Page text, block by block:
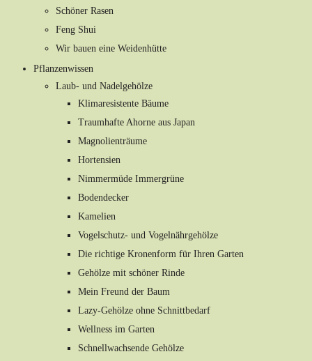
Schöner Rasen
Feng Shui
Wir bauen eine Weidenhütte
Pflanzenwissen
Laub- und Nadelgehölze
Klimaresistente Bäume
Traumhafte Ahorne aus Japan
Magnolienträume
Hortensien
Nimmermüde Immergrüne
Bodendecker
Kamelien
Vogelschutz- und Vogelnährgehölze
Die richtige Kronenform für Ihren Garten
Gehölze mit schöner Rinde
Mein Freund der Baum
Lazy-Gehölze ohne Schnittbedarf
Wellness im Garten
Schnellwachsende Gehölze